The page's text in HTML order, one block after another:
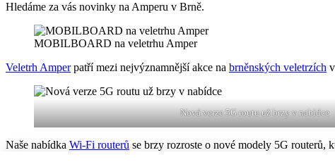
Hledáme za vás novinky na Amperu v Brně.
MOBILBOARD na veletrhu Amper
Veletrh Amperpatří mezi nejvýznamnější akce na brněnských veletrzích
Nová verze 5G routu už brzy v nabídce
Naše nabídka Wi-Fi routerů se brzy rozroste o nové modely 5G